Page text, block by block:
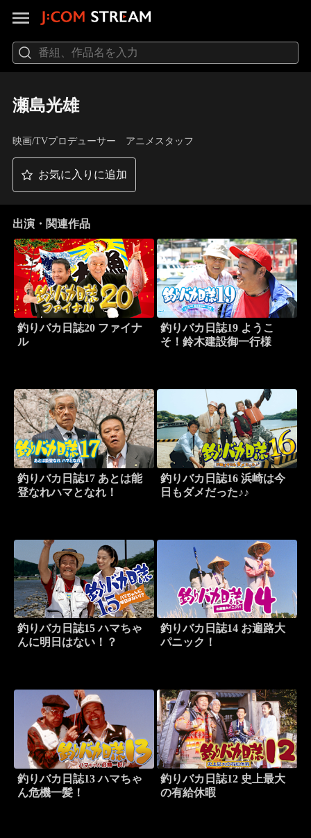
瀬島光雄
映画/TVプロデューサー アニメスタッフ
お気に入りに追加
出演・関連作品
釣りバカ日誌20 ファイナ
ル
釣りバカ日誌19 ようこ
そ！鈴木建設御一行様
釣りバカ日誌17 あとは能
登なれハマとなれ！
釣りバカ日誌16 浜崎は今
日もダメだった♪♪
釣りバカ日誌15 ハマちゃ
んに明日はない！？
釣りバカ日誌14 お遍路大
パニック！
釣りバカ日誌13 ハマちゃ
ん危機一髪！
釣りバカ日誌12 史上最大
の有給休暇